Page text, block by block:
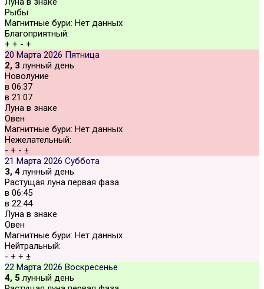
Рыбы
Магнитные бури: Нет данных
Благоприятный:
+ + - +
20 Марта 2026 Пятница
2, 3 лунный день
Новолуние
в 06:37
в 21:07
Луна в знаке
Овен
Магнитные бури: Нет данных
Нежелательный:
- + - ±
21 Марта 2026 Суббота
3, 4 лунный день
Растущая луна первая фаза
в 06:45
в 22:44
Луна в знаке
Овен
Магнитные бури: Нет данных
Нейтральный:
- + + ±
22 Марта 2026 Воскресенье
4, 5 лунный день